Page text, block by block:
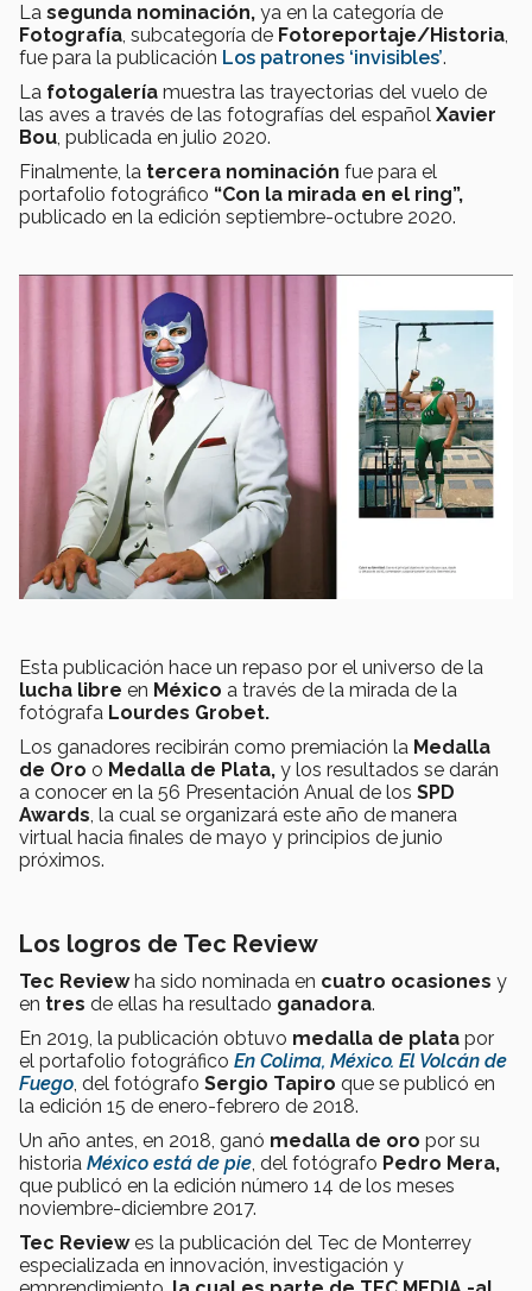
La segunda nominación, ya en la categoría de
Fotografía, subcategoría de Fotoreportaje/Historia,
fue para la publicación Los patrones ‘invisibles’.
La fotogalería muestra las trayectorias del vuelo de
las aves a través de las fotografías del español Xavier
Bou, publicada en julio 2020.
Finalmente, la tercera nominación fue para el
portafolio fotográfico “Con la mirada en el ring”,
publicado en la edición septiembre-octubre 2020.
Esta publicación hace un repaso por el universo de la
lucha libre en México a través de la mirada de la
fotógrafa Lourdes Grobet.
Los ganadores recibirán como premiación la Medalla
de Oro o Medalla de Plata, y los resultados se darán
a conocer en la 56 Presentación Anual de los SPD
Awards, la cual se organizará este año de manera
virtual hacia finales de mayo y principios de junio
próximos.
Los logros de Tec Review
Tec Review ha sido nominada en cuatro ocasiones y
en tres de ellas ha resultado ganadora.
En 2019, la publicación obtuvo medalla de plata por
el portafolio fotográfico En Colima, México. El Volcán de
Fuego, del fotógrafo Sergio Tapiro que se publicó en
la edición 15 de enero-febrero de 2018.
Un año antes, en 2018, ganó medalla de oro por su
historia México está de pie, del fotógrafo Pedro Mera,
que publicó en la edición número 14 de los meses
noviembre-diciembre 2017.
Tec Reviewes la publicación del Tec de Monterrey
especializada en innovación, investigación y